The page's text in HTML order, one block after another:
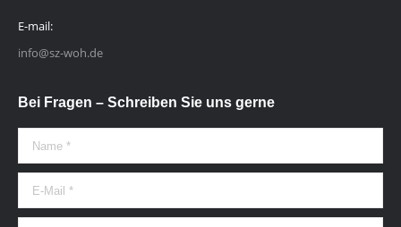
E-mail:
info@sz-woh.de
Bei Fragen – Schreiben Sie uns gerne
Name *
E-Mail *